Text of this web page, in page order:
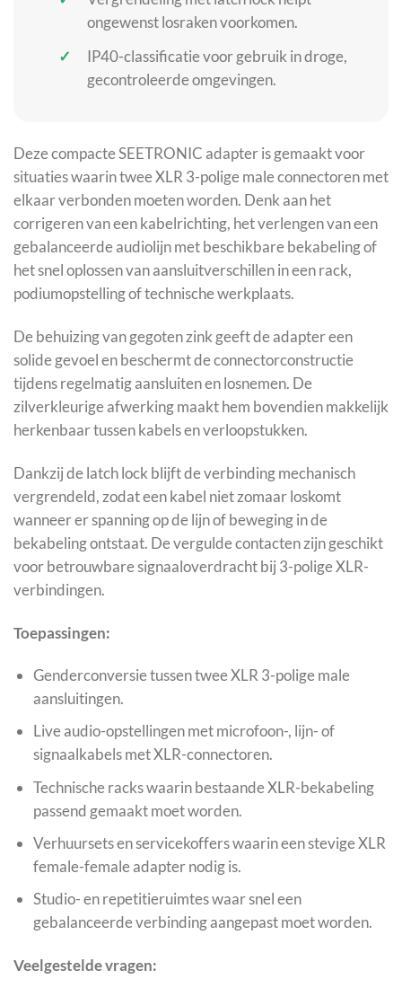
ongewenst losraken voorkomen.
IP40-classificatie voor gebruik in droge,
gecontroleerde omgevingen.
Deze compacte SEETRONIC adapter is gemaakt voor
situaties waarin twee XLR 3-polige male connectoren met
elkaar verbonden moeten worden. Denk aan het
corrigeren van een kabelrichting, het verlengen van een
gebalanceerde audiolijn met beschikbare bekabeling of
het snel oplossen van aansluitverschillen in een rack,
podiumopstelling of technische werkplaats.
De behuizing van gegoten zink geeft de adapter een
solide gevoel en beschermt de connectorconstructie
tijdens regelmatig aansluiten en losnemen. De
zilverkleurige afwerking maakt hem bovendien makkelijk
herkenbaar tussen kabels en verloopstukken.
Dankzij de latch lock blijft de verbinding mechanisch
vergrendeld, zodat een kabel niet zomaar loskomt
wanneer er spanning op de lijn of beweging in de
bekabeling ontstaat. De vergulde contacten zijn geschikt
voor betrouwbare signaaloverdracht bij 3-polige XLR-
verbindingen.
Toepassingen:
Genderconversie tussen twee XLR 3-polige male
aansluitingen.
Live audio-opstellingen met microfoon-, lijn- of
signaalkabels met XLR-connectoren.
Technische racks waarin bestaande XLR-bekabeling
passend gemaakt moet worden.
Verhuursets en servicekoffers waarin een stevige XLR
female-female adapter nodig is.
Studio- en repetitieruimtes waar snel een
gebalanceerde verbinding aangepast moet worden.
Veelgestelde vragen: